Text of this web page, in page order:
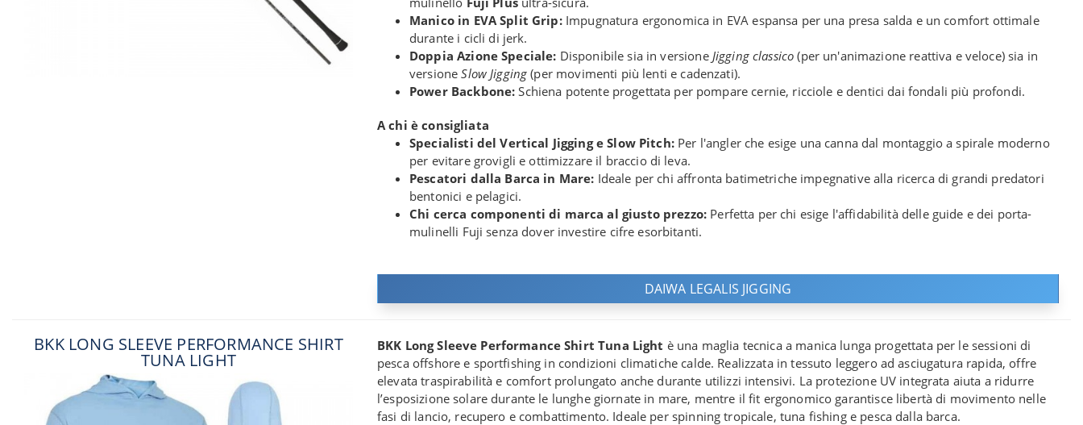
Manico in EVA Split Grip:Impugnatura ergonomica in EVA espansa per una presa salda e un comfort ottimale
durante i cicli di jerk.
Doppia Azione Speciale: Disponibile sia in versione Jigging classico (per un'animazione reattiva e veloce) sia in
versioneSlow Jigging (per movimenti più lenti e cadenzati).
Power Backbone: Schiena potente progettata per pompare cernie, ricciole e dentici dai fondali più profondi.
A chi è consigliata
Specialisti del Vertical Jigging e Slow Pitch:Per l'angler che esige una canna dal montaggio a spirale moderno
per evitare grovigli e ottimizzare il braccio di leva.
Pescatori dalla Barca in Mare: Ideale per chi affronta batimetriche impegnative alla ricerca di grandi predatori
bentonici e pelagici.
Chi cerca componenti di marca al giusto prezzo: Perfetta per chi esige l'affidabilità delle guide e dei porta-
mulinelli Fuji senza dover investire cifre esorbitanti.
DAIWA LEGALIS JIGGING
BKK LONG SLEEVE PERFORMANCE SHIRT
TUNA LIGHT
BKK Long Sleeve Performance Shirt Tuna Light è una maglia tecnica a manica lunga progettata per le sessioni di
pesca offshore e sportfishing in condizioni climatiche calde. Realizzata in tessuto leggero ad asciugatura rapida, offre
elevata traspirabilità e comfort prolungato anche durante utilizzi intensivi. La protezione UV integrata aiuta a ridurre
l’esposizione solare durante le lunghe giornate in mare, mentre il fit ergonomico garantisce libertà di movimento nelle
fasi di lancio, recupero e combattimento. Ideale per spinning tropicale, tuna fishing e pesca dalla barca.